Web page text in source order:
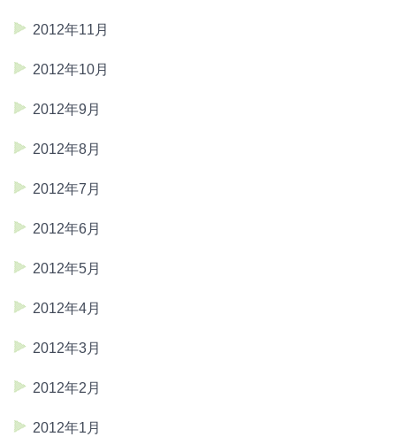
2012年11月
2012年10月
2012年9月
2012年8月
2012年7月
2012年6月
2012年5月
2012年4月
2012年3月
2012年2月
2012年1月